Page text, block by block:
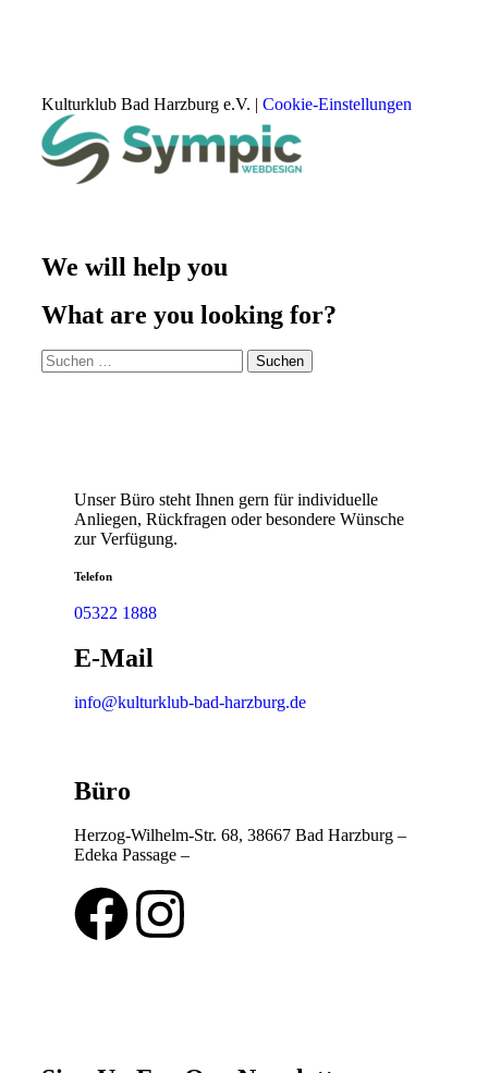
Kulturklub Bad Harzburg e.V. | Cookie-Einstellungen
We will help you
What are you looking for?
Unser Büro steht Ihnen gern für individuelle
Anliegen, Rückfragen oder besondere Wünsche
zur Verfügung.
Telefon
05322 1888
E-Mail
info@kulturklub-bad-harzburg.de
Büro
Herzog-Wilhelm-Str. 68, 38667 Bad Harzburg –
Edeka Passage –